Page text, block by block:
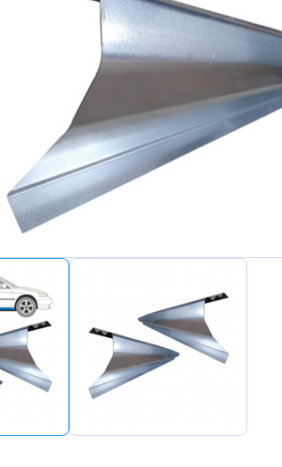
Nissan
Renault
Seat
Tesla
Toyota
Volkswagen